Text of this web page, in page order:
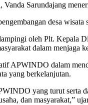
Vanda Sarundajang
desa
oleh Plt. Kepala
dalam menjaga
APWINDO dalam
yang berkelanjutan.
yang turut serta
dan masyarakat,”